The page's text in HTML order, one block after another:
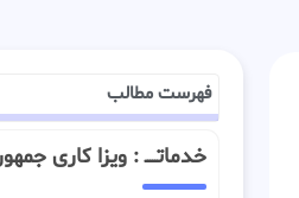
فهرست مطالب
خدماتـــــ : ویزا کاری